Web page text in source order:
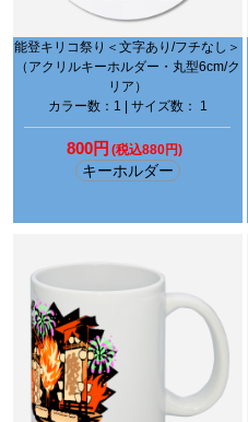
能登キリコ祭り＜文字あり/フチなし＞
（アクリルキーホルダー・丸型6cm/ク
リア）
カラー数：1 | サイズ数： 1
800円 (税込880円)
キーホルダー